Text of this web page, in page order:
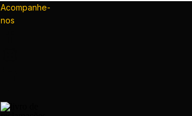
Acompanhe-
nos